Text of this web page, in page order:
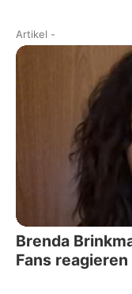
Artikel -
Brenda
Fans